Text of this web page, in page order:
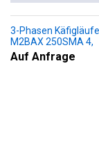
3-Phasen
M2BAX 250SMA 4,
+188+230+451+009
Auf Anfrage